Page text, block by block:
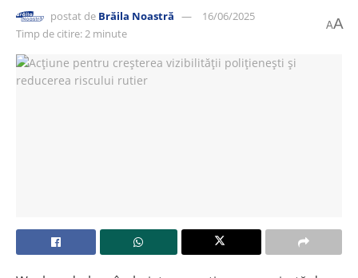
postat de Brăila Noastră
16/06/2025
Timp de citire: 2 minute
AA